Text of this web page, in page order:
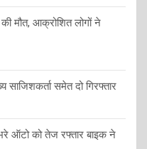
मौत, आक्रोशित लोगों ने
समेत दो गिरफ्तार
ऑटो को तेज रफ्तार बाइक ने